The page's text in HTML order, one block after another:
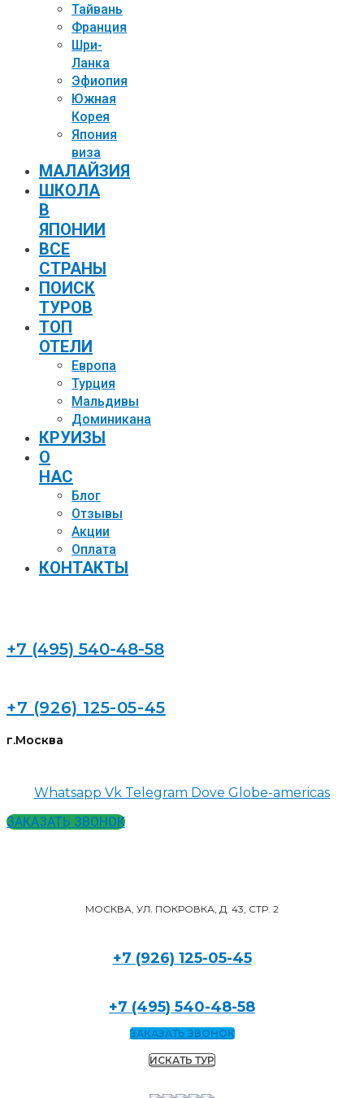
Тайвань
Франция
Шри-
Ланка
Эфиопия
Южная
Корея
Япония
виза
МАЛАЙЗИЯ
ШКОЛА
В
ЯПОНИИ
ВСЕ
СТРАНЫ
ПОИСК
ТУРОВ
ТОП
ОТЕЛИ
Европа
Турция
Мальдивы
Доминикана
КРУИЗЫ
О
НАС
Блог
Отзывы
Акции
Оплата
КОНТАКТЫ
+7 (495) 540-48-58
+7 (926) 125-05-45
г.Москва
Whatsapp Vk Telegram Dove Globe-americas
ЗАКАЗАТЬ ЗВОНОК
МОСКВА, УЛ. ПОКРОВКА, Д. 43, СТР. 2
+7 (926) 125-05-45
+7 (495) 540-48-58
ЗАКАЗАТЬ ЗВОНОК
ИСКАТЬ ТУР